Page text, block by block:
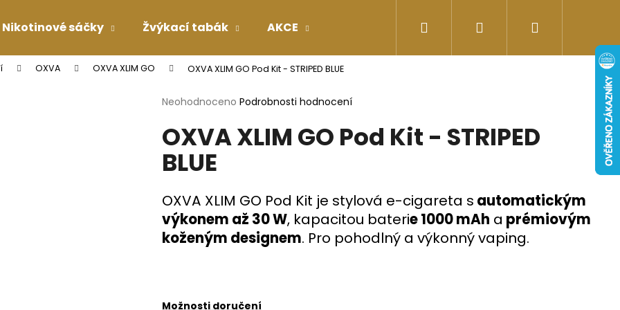
Nikotinové sáčky Žvýkací tabák AKCE Doplňky stravy Energy-kofeinové
Přihlášení
OXVA OXVA XLIM GO OXVA XLIM GO Pod Kit - STRIPED BLUE
Průměrné
produktu
je
0,0
hvězdiček.
Neohodnoceno Podrobnosti hodnocení
OXVA XLIM GO Pod Kit - STRIPED
BLUE
OXVA XLIM GO Pod Kit je stylová e-cigareta s automatickým
výkonem až 30 W, kapacitou baterie 1000 mAh a prémiovým
koženým designem. Pro pohodlný a výkonný vaping.
Možnosti doručení
Co potřebujete najít?
HLEDAT